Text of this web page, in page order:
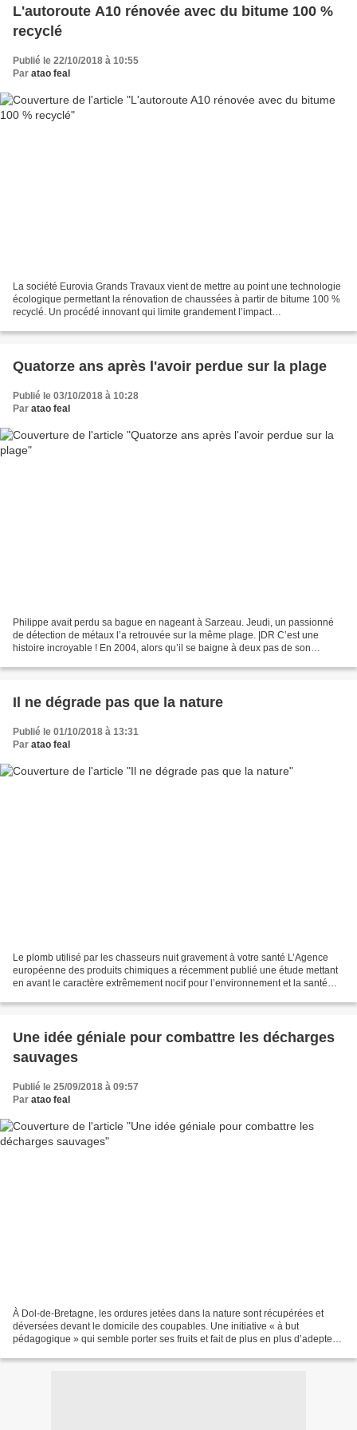
L'autoroute A10 rénovée avec du bitume 100 %
recyclé
Publié le 22/10/2018 à 10:55
Par atao feal
La société Eurovia Grands Travaux vient de mettre au point une technologie
écologique permettant la rénovation de chaussées à partir de bitume 100 %
recyclé. Un procédé innovant qui limite grandement l’impact
Quatorze ans après l'avoir perdue sur la plage
Publié le 03/10/2018 à 10:28
Par atao feal
Philippe avait perdu sa bague en nageant à Sarzeau. Jeudi, un passionné
de détection de métaux l’a retrouvée sur la même plage. |DR C’est une
histoire incroyable ! En 2004, alors qu’il se baigne à deux pas de son
Il ne dégrade pas que la nature
Publié le 01/10/2018 à 13:31
Par atao feal
Le plomb utilisé par les chasseurs nuit gravement à votre santé L’Agence
européenne des produits chimiques a récemment publié une étude mettant
en avant le caractère extrêmement nocif pour l’environnement et la santé
Une idée géniale pour combattre les décharges
sauvages
Publié le 25/09/2018 à 09:57
Par atao feal
À Dol-de-Bretagne, les ordures jetées dans la nature sont récupérées et
déversées devant le domicile des coupables. Une initiative « à but
pédagogique » qui semble porter ses fruits et fait de plus en plus d’adeptes